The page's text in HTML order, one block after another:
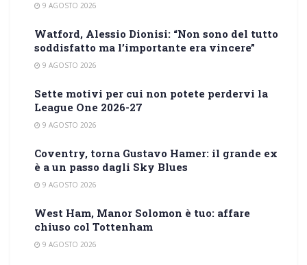
9 AGOSTO 2026
Watford, Alessio Dionisi: “Non sono del tutto
soddisfatto ma l’importante era vincere”
9 AGOSTO 2026
Sette motivi per cui non potete perdervi la
League One 2026-27
9 AGOSTO 2026
Coventry, torna Gustavo Hamer: il grande ex
è a un passo dagli Sky Blues
9 AGOSTO 2026
West Ham, Manor Solomon è tuo: affare
chiuso col Tottenham
9 AGOSTO 2026